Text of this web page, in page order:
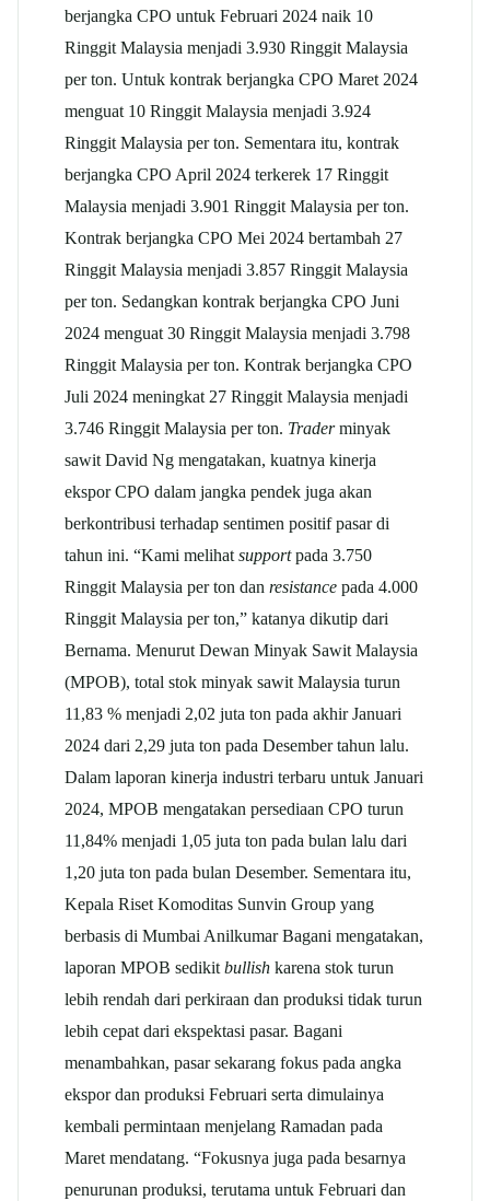
berjangka CPO untuk Februari 2024 naik 10
Ringgit Malaysia menjadi 3.930 Ringgit Malaysia
per ton. Untuk kontrak berjangka CPO Maret 2024
menguat 10 Ringgit Malaysia menjadi 3.924
Ringgit Malaysia per ton. Sementara itu, kontrak
berjangka CPO April 2024 terkerek 17 Ringgit
Malaysia menjadi 3.901 Ringgit Malaysia per ton.
Kontrak berjangka CPO Mei 2024 bertambah 27
Ringgit Malaysia menjadi 3.857 Ringgit Malaysia
per ton. Sedangkan kontrak berjangka CPO Juni
2024 menguat 30 Ringgit Malaysia menjadi 3.798
Ringgit Malaysia per ton. Kontrak berjangka CPO
Juli 2024 meningkat 27 Ringgit Malaysia menjadi
3.746 Ringgit Malaysia per ton. Traderminyak
sawit David Ng mengatakan, kuatnya kinerja
ekspor CPO dalam jangka pendek juga akan
berkontribusi terhadap sentimen positif pasar di
tahun ini. “Kami melihat supportpada 3.750
Ringgit Malaysia per ton dan resistance pada 4.000
Ringgit Malaysia per ton,” katanya dikutip dari
Bernama. Menurut Dewan Minyak Sawit Malaysia
(MPOB), total stok minyak sawit Malaysia turun
11,83 % menjadi 2,02 juta ton pada akhir Januari
2024 dari 2,29 juta ton pada Desember tahun lalu.
Dalam laporan kinerja industri terbaru untuk Januari
2024, MPOB mengatakan persediaan CPO turun
11,84% menjadi 1,05 juta ton pada bulan lalu dari
1,20 juta ton pada bulan Desember. Sementara itu,
Kepala Riset Komoditas Sunvin Group yang
berbasis di Mumbai Anilkumar Bagani mengatakan,
laporan MPOB sedikit bullish karena stok turun
lebih rendah dari perkiraan dan produksi tidak turun
lebih cepat dari ekspektasi pasar. Bagani
menambahkan, pasar sekarang fokus pada angka
ekspor dan produksi Februari serta dimulainya
kembali permintaan menjelang Ramadan pada
Maret mendatang. “Fokusnya juga pada besarnya
penurunan produksi, terutama untuk Februari dan